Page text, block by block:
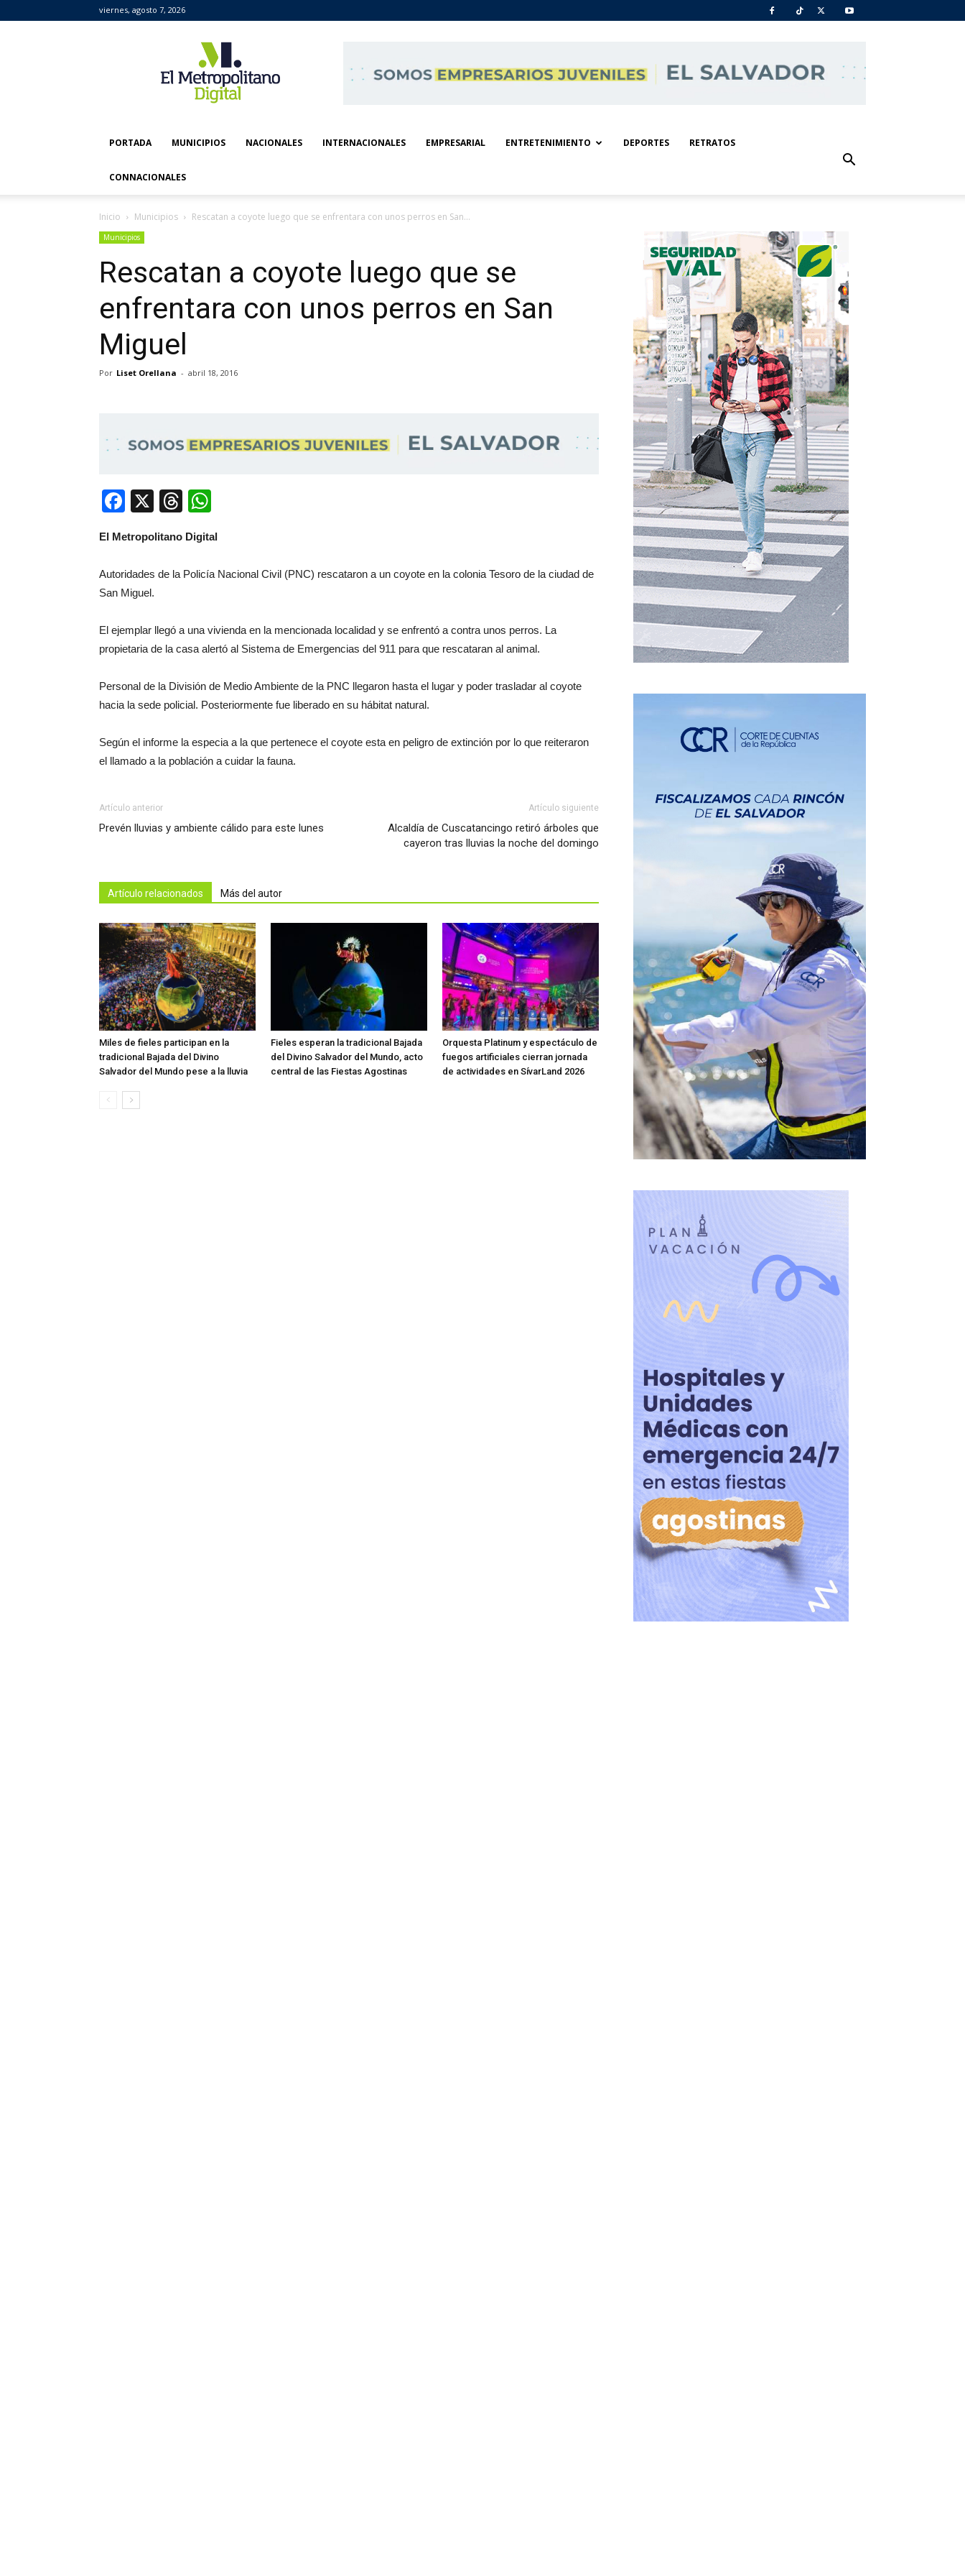
viernes, agosto 7, 2026
Metropolitano
Digital
PORTADA MUNICIPIOS NACIONALES INTERNACIONALES EMPRESARIAL ENTRETENIMIENTO DEPORTES RETRATOS
CONNACIONALES
Inicio Municipios Rescatan a coyote luego que se enfrentara con unos perros en San...
Municipios
Rescatan a coyote luego que se
enfrentara con unos perros en San
Miguel
Por Liset Orellana - abril 18, 2016
Facebook
X Threads
El Metropolitano Digital
Autoridades de la Policía Nacional Civil (PNC) rescataron a un coyote en la colonia Tesoro de la ciudad de
San Miguel.
El ejemplar llegó a una vivienda en la mencionada localidad y se enfrentó a contra unos perros. La
propietaria de la casa alertó al Sistema de Emergencias del 911 para que rescataran al animal.
Personal de la División de Medio Ambiente de la PNC llegaron hasta el lugar y poder trasladar al coyote
hacia la sede policial. Posteriormente fue liberado en su hábitat natural.
Según el informe la especia a la que pertenece el coyote esta en peligro de extinción por lo que reiteraron
el llamado a la población a cuidar la fauna.
Artículo anterior
Prevén lluvias y ambiente cálido para este lunes
Artículo siguiente
Alcaldía de Cuscatancingo retiró árboles que
cayeron tras lluvias la noche del domingo
Artículo relacionados Más del autor
Miles de fieles participan en la
tradicional Bajada del Divino
Salvador del Mundo pese a la lluvia
Fieles esperan la tradicional Bajada
del Divino Salvador del Mundo, acto
central de las Fiestas Agostinas
Orquesta Platinum y espectáculo de
fuegos artificiales cierran jornada
de actividades en SívarLand 2026